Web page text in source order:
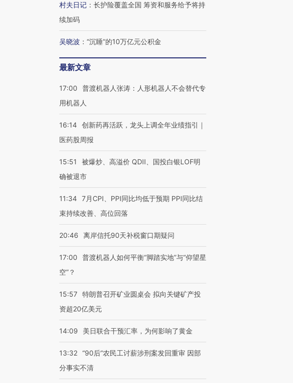
村夫日记 ： 长护险覆盖全国 筹资和服务给予将持
续加码
吴晓波 ： “沉睡”的10万亿元公积金
最新文章
17:00
普渡机器人张涛：人形机器人不会替代专
用机器人
16:14 创新药再活跃，龙头上调全年业绩指引｜
医药股周报
15:51
被爆炒、高溢价 QDII、国投白银LOF明
确被退市
11:34 7月CPI、PPI同比均低于预期 PPI同比结
束持续改善、高位回落
20:46 离岸信托90天补税窗口期疑问
17:00
普渡机器人如何平衡“脚踏实地”与“仰望星
空”？
15:57 特朗普召开矿业圆桌会 拟向关键矿产投
资超20亿美元
14:09 美日联合干预汇率，为何影响了黄金
13:32 “90后”农民工讨薪涉刑案发回重审 因部
分事实不清